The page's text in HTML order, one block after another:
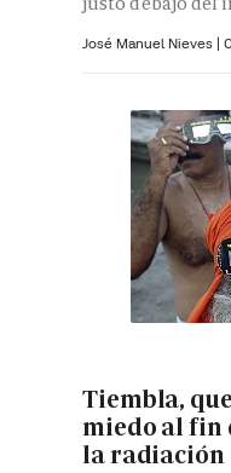
José Manuel Nieves |
Tiembla,
miedo al fin
la radiación